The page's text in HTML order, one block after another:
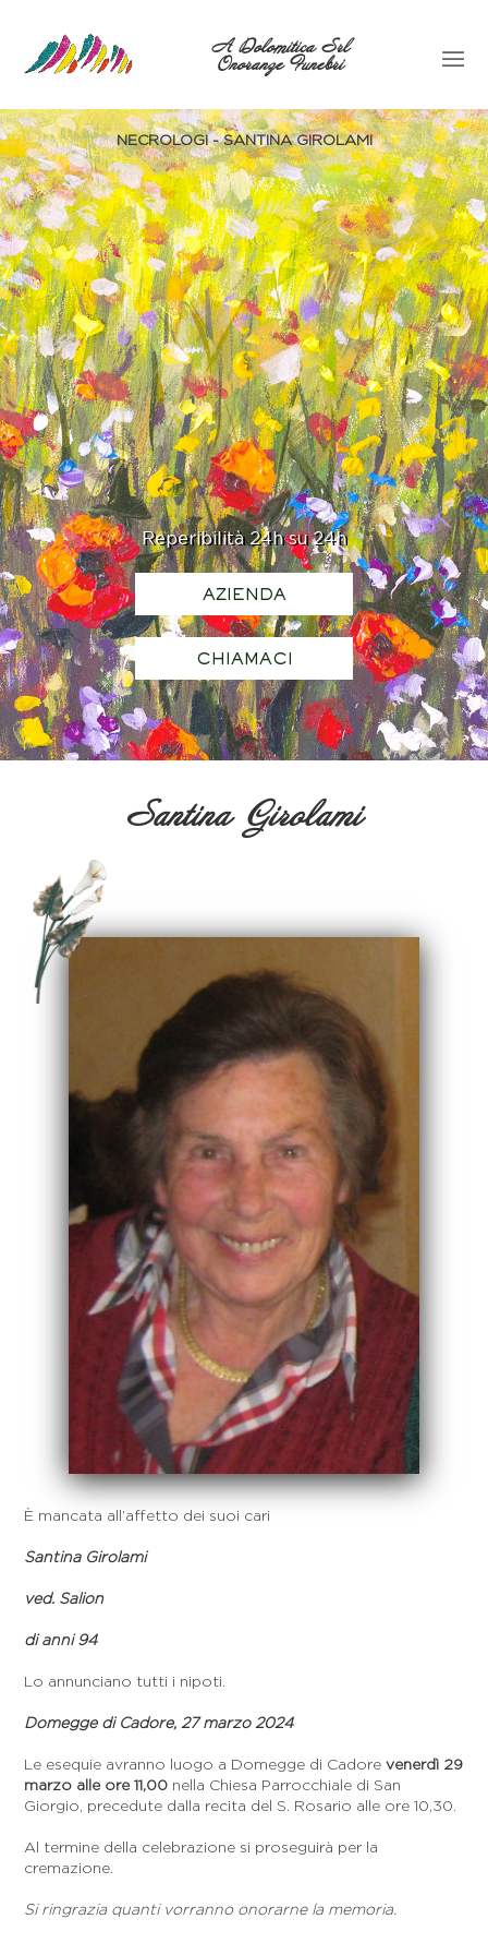
A Dolomitica Srl
Onoranze Funebri
Reperibilità 24h su 24h
AZIENDA
CHIAMACI
NECROLOGI - SANTINA GIROLAMI
Santina Girolami
È mancata all’affetto dei suoi cari
Santina Girolami
ved. Salion
di anni 94
Lo annunciano tutti i nipoti.
Domegge di Cadore, 27 marzo 2024
Le esequie avranno luogo a Domegge di Cadorevenerdì 29
marzo alle ore 11,00 nella Chiesa Parrocchiale di San
Giorgio, precedute dalla recita del S. Rosario alle ore 10,30.
Al termine della celebrazione si proseguirà per la
cremazione.
Si ringrazia quanti vorranno onorarne la memoria.